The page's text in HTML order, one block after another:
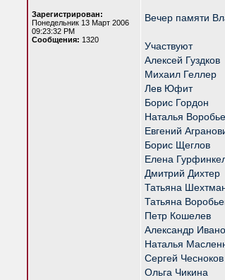
Зарегистрирован:
Понедельник 13 Март 2006
09:23:32 PM
Сообщения: 1320
Вечер памяти
Участвуют
Алексей Гуздков
Михаил Геллер
Лев Юфит
Борис Гордон
Наталья
Евгений
Борис Щеглов
Елена
Дмитрий Дихтер
Татьяна
Татьяна
Петр Кошелев
Александр
Наталья
Сергей Чесноков
Ольга Чикина